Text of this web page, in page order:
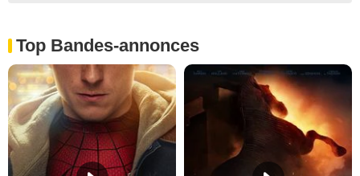
Top Bandes-annonces